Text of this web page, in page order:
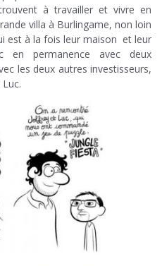
à travailler et vivre en
villa à Burlingame, non loin
est à la fois leur maison et leur
en permanence avec deux
les deux autres investisseurs,